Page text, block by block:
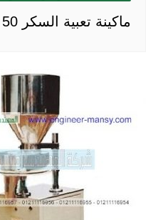
ماكينة تعبية السكر 50 جم